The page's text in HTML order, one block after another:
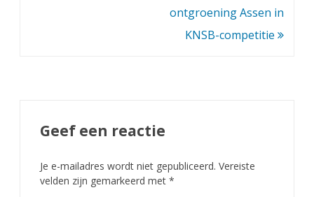
ontgroening Assen in
KNSB-competitie
Geef een reactie
Je e-mailadres wordt niet gepubliceerd. Vereiste
velden zijn gemarkeerd met *